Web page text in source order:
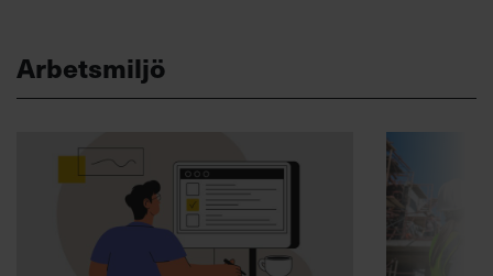
Arbetsmiljö